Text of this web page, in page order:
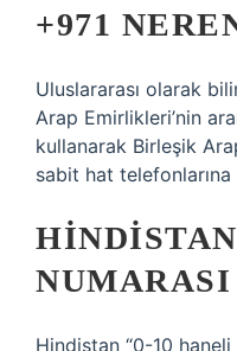
+971
Uluslararası olarak
Arap Emirlikleri’nin
kullanarak Birleşik
sabit hat
Hindistan “0-10 haneli